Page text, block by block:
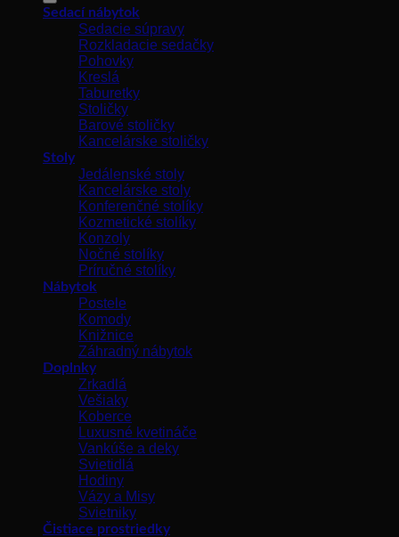
Sedací nábytok
Sedacie súpravy
Rozkladacie sedačky
Pohovky
Kreslá
Taburetky
Stoličky
Barové stoličky
Kancelárske stoličky
Stoly
Jedálenské stoly
Kancelárske stoly
Konferenčné stolíky
Kozmetické stolíky
Konzoly
Nočné stolíky
Príručné stolíky
Nábytok
Postele
Komody
Knižnice
Záhradný nábytok
Doplnky
Zrkadlá
Vešiaky
Koberce
Luxusné kvetináče
Vankúše a deky
Svietidlá
Hodiny
Vázy a Misy
Svietniky
Čistiace prostriedky